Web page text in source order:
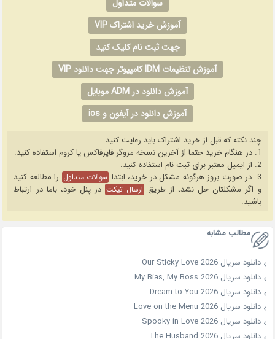
سوالات متداول
آموزش خرید اشتراک VIP
جهت ثبت نام کلیک کنید
آموزش تنظیمات IDM کامپیوتر جهت دانلود VIP
آموزش دانلود در ADM موبایل
آموزش دانلود در آیفون و ios
چند نکته که قبل از خرید اشتراک باید رعایت کنید
1. در هنگام خرید حتما از آخرین نسخه مروگر فایرفاکس یا کروم استفاده کنید.
2. از ایمیل معتبر برای ثبت نام استفاده کنید.
3. در صورت بروز هرگونه مشکل در خرید، ابتدا
سوالات متداول را مطالعه کنید
و اگر مشکلتان حل نشد، از طریق ارسال تیکت در پنل خود، باما در ارتباط
باشید.
مطالب مشابه
دانلود سریال Our Sticky Love 2026
دانلود سریال My Bias, My Boss 2026
دانلود سریال Dream to You 2026
دانلود سریال Love on the Menu 2026
دانلود سریال Spooky in Love 2026
دانلود سریال The Husband 2026